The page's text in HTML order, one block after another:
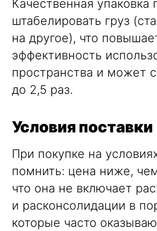
Качественная упаковка
штабелировать груз
на другое), что
эффективность
пространства и может
до 2,5 раз.
Условия поставки
При покупке на
помнить: цена ниже,
что она не включает
и расконсолидации в
которые часто